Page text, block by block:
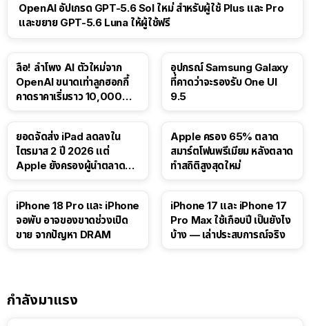
OpenAI อัปเกรด GPT-5.6 Sol ใหม่ สำหรับผู้ใช้ Plus และ Pro
และขยาย GPT-5.6 Luna ให้ผู้ใช้ฟรี
ลือ! ลำโพง AI ตัวใหม่จาก
OpenAI ขนาดเท่าลูกฮอกกี้
คาดราคาเริ่มราว 10,000
อุปกรณ์ Samsung Galaxy
ที่คาดว่าจะรองรับ One UI
9.5
ยอดจัดส่ง iPad ลดลงใน
ไตรมาส 2 ปี 2026 แต่
Apple ยังครองผู้นำตลาด
Apple ครอง 65% ตลาด
สมาร์ตโฟนพรีเมียม หลังตลาด
ทำสถิติสูงสุดใหม่
iPhone 18 Pro และ iPhone
จอพับ อาจของขาดช่วงเปิด
ขาย จากปัญหา DRAM
iPhone 17 และ iPhone 17
Pro Max ใช้เกือบปี เป็นยังไง
บ้าง — เล่าประสบการณ์จริง
กำลังมาแรง